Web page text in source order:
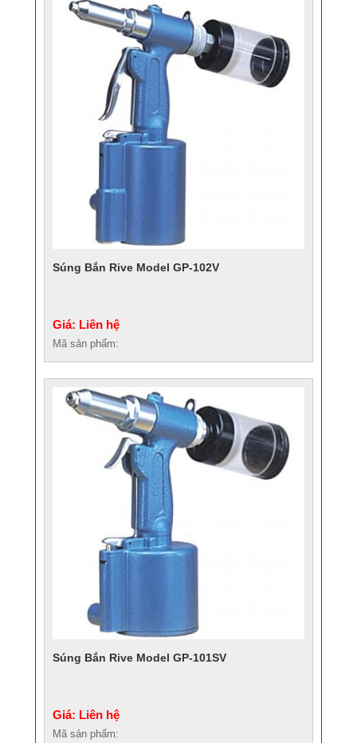
Súng Bắn Rive Model GP-102V
Giá: Liên hệ
Mã sản phẩm:
Súng Bắn Rive Model GP-101SV
Giá: Liên hệ
Mã sản phẩm: